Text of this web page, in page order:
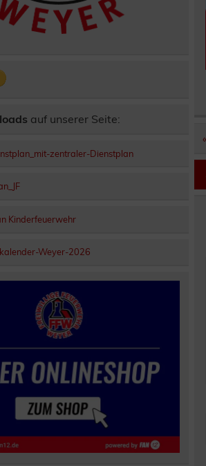
auf unserer Seite:
zentraler-Dienstplan
Kinderfeuerwehr
Weyer-2026